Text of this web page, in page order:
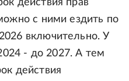
действия прав
с ними ездить по
включительно. У
- до 2027. А тем
действия